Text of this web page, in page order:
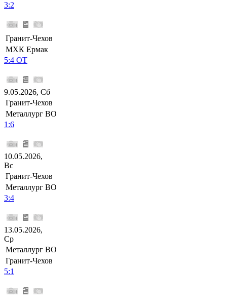
3:2
Гранит-Чехов
МХК Ермак
5:4 ОТ
9.05.2026, Сб
Гранит-Чехов
Металлург ВО
1:6
10.05.2026,
Вс
Гранит-Чехов
Металлург ВО
3:4
13.05.2026,
Ср
Металлург ВО
Гранит-Чехов
5:1